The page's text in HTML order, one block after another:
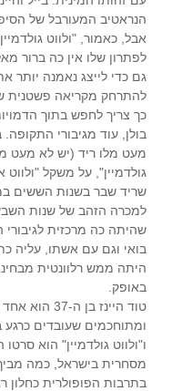
הנראטיב המעורבל של
אבל, כאמור, "ולווט
לפתרון שלו אין כה ברור
גם כדי לייצג נאמנה יותר
להתרחק מקריאה פשטנית
כך צריך לחפש בתוך
בולן, עוד מגיבורי
מעט מלו ריד (יש לא מעט
גולדמיין", על משקל "ולווט
שריד שבר בשנות הששים
למכרה הזהב של שנות
שהיתה כה מרכזית
בואי וגם עם אשתו, עליה
היתה ממש רלוונטית
באופק.
טוד היינז
ומתוחכמים שעובדים כרגע
ו"ולווט גולדמיין" הוא
מסחרית בישראל, כמה
בתרבות הפופולרית כחלון